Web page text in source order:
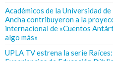
Académicos de la Universidad de
Ancha contribuyeron a la
internacional de «Cuentos
algo más»
UPLA TV estrena la serie Raíces: